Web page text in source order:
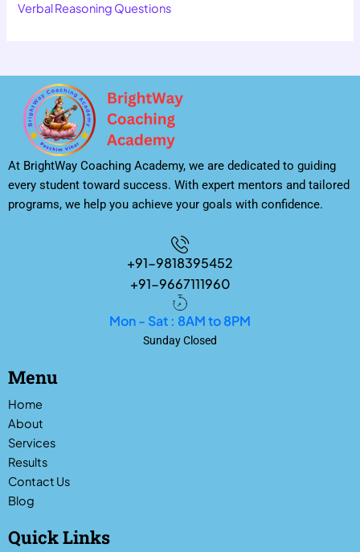
Verbal Reasoning Questions
At BrightWay Coaching Academy, we are dedicated to guiding
every student toward success. With expert mentors and tailored
programs, we help you achieve your goals with confidence.
+91-9818395452
+91-9667111960
Mon - Sat : 8AM to 8PM
Sunday Closed
Menu
Home
About
Services
Results
Contact Us
Blog
Quick Links